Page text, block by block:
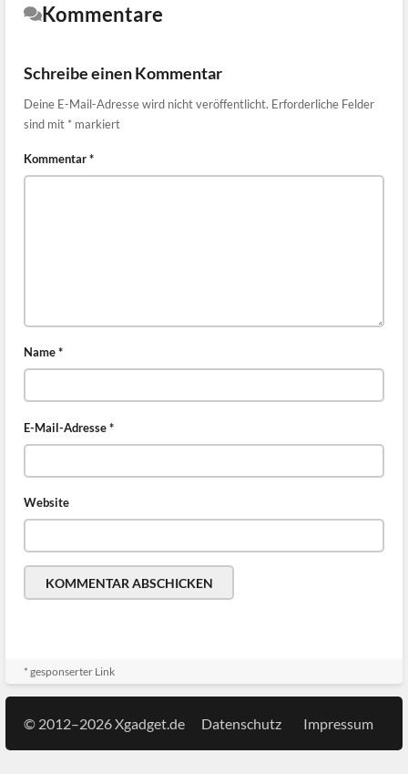
Kommentare
Schreibe einen Kommentar
Deine E-Mail-Adresse wird nicht veröffentlicht. Erforderliche Felder
sind mit * markiert
Kommentar*
Name*
E-Mail-Adresse*
Website
* gesponserter Link
© 2012–2026 Xgadget.de Datenschutz Impressum